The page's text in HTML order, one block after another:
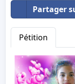
Partager
Pétition